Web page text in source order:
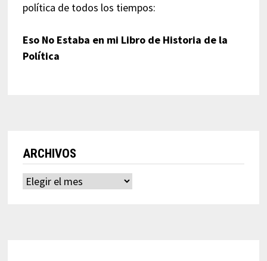
política de todos los tiempos:
Eso No Estaba en mi Libro de Historia de la
Política
ARCHIVOS
Archivos